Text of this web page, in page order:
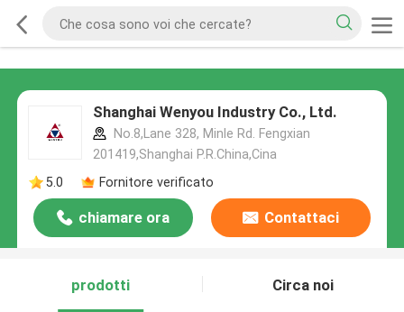
Shanghai Wenyou Industry Co., Ltd.
No.8,Lane 328, Minle Rd. Fengxian
201419,Shanghai P.R.China,Cina
5.0
Fornitore verificato
chiamare ora Contattaci
prodotti Circa noi